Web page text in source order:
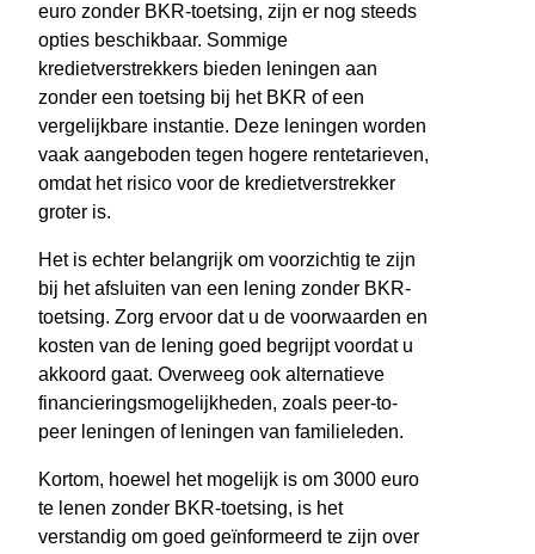
euro zonder BKR-toetsing, zijn er nog steeds
opties beschikbaar. Sommige
kredietverstrekkers bieden leningen aan
zonder een toetsing bij het BKR of een
vergelijkbare instantie. Deze leningen worden
vaak aangeboden tegen hogere rentetarieven,
omdat het risico voor de kredietverstrekker
groter is.
Het is echter belangrijk om voorzichtig te zijn
bij het afsluiten van een lening zonder BKR-
toetsing. Zorg ervoor dat u de voorwaarden en
kosten van de lening goed begrijpt voordat u
akkoord gaat. Overweeg ook alternatieve
financieringsmogelijkheden, zoals peer-to-
peer leningen of leningen van familieleden.
Kortom, hoewel het mogelijk is om 3000 euro
te lenen zonder BKR-toetsing, is het
verstandig om goed geïnformeerd te zijn over